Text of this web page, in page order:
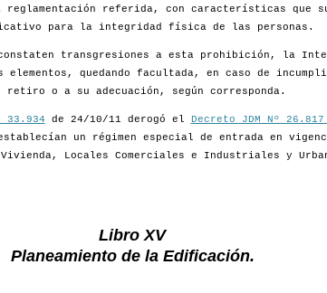
referida, con características que
para la integridad física de las personas.
transgresiones a esta prohibición, la
quedando facultada, en caso de
retiro o a su adecuación, según corresponda.
33.934 de 24/10/11 derogó el Decreto JDM Nº
un régimen especial de entrada en
Locales Comerciales e Industriales y
Libro XV
Planeamiento de la Edificación.